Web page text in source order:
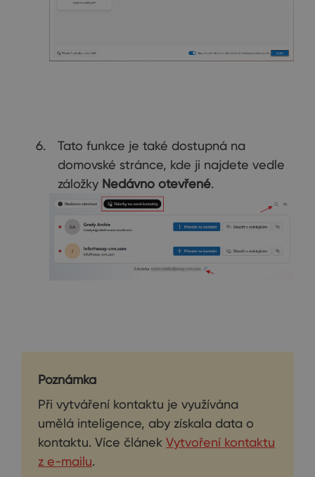
Tato funkce je také dostupná na
domovské stránce, kde ji najdete vedle
záložky Nedávno otevřené.
Poznámka
Při vytváření kontaktu je využívána
umělá inteligence, aby získala data o
kontaktu. Více článek Vytvoření kontaktu
z e-mailu.